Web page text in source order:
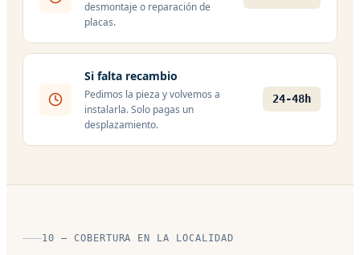
desmontaje o reparación de
placas.
Si falta recambio
Pedimos la pieza y volvemos a
instalarla. Solo pagas un
desplazamiento.
24-48h
10 — COBERTURA EN LA LOCALIDAD